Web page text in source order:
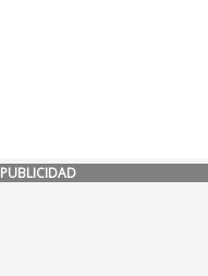
PUBLICIDAD